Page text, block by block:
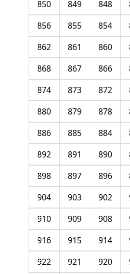
848
849
850
854
855
856
860
861
862
866
867
868
872
873
874
878
879
880
884
885
886
890
891
892
896
897
898
902
903
904
908
909
910
914
915
916
920
921
922